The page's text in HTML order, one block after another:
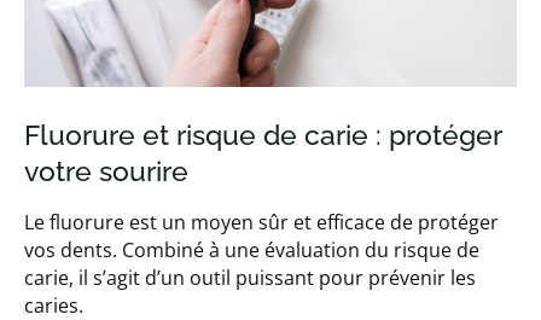
Fluorure et risque de carie : protéger
votre sourire
Le fluorure est un moyen sûr et efficace de protéger
vos dents. Combiné à une évaluation du risque de
carie, il s’agit d’un outil puissant pour prévenir les
caries.